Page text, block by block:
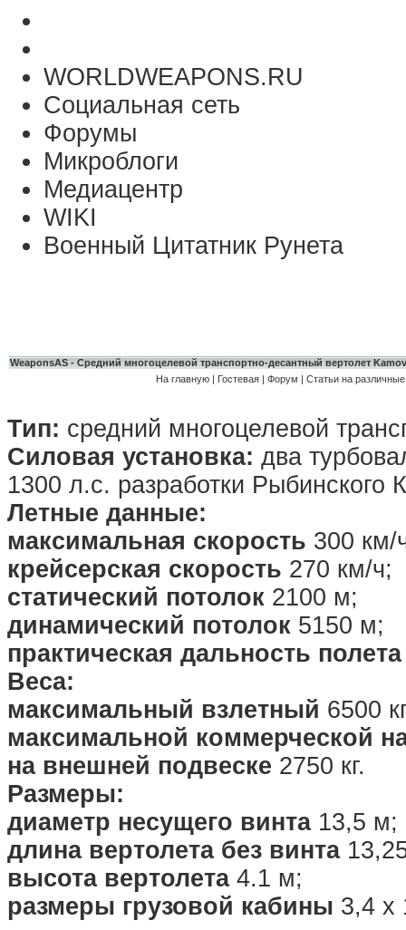
WORLDWEAPONS.RU
Социальная сеть
Форумы
Микроблоги
Медиацентр
WIKI
Военный Цитатник Рунета
WeaponsAS - Средний многоцелевой транспортно-десантный вертолет
На главную| Гостевая| Форум | Статьи на
Тип: средний многоцелевой
Силовая установка: два
1300 л.с. разработки Рыбинского
Летные данные:
максимальная скорость 300 км/
крейсерская скорость 270 км/ч;
статический потолок 2100 м;
динамический потолок 5150 м;
практическая дальность полета
Веса:
максимальный взлетный 6500
максимальной коммерческой
на внешней подвеске 2750 кг.
Размеры:
диаметр несущего винта13,5 м;
длина вертолета без винта
высота вертолета4.1 м;
размеры грузовой кабины 3,4 х